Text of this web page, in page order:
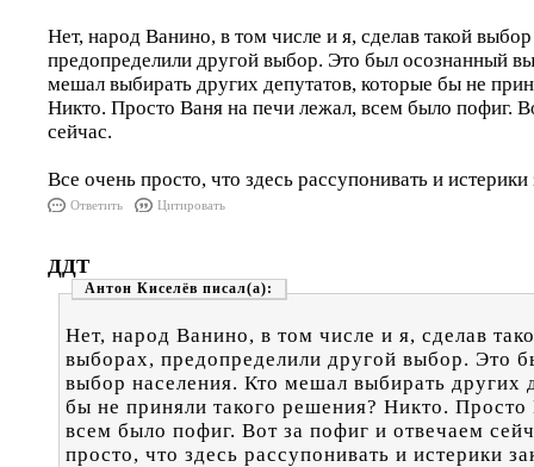
Нет, народ Ванино, в том числе и я, сделав такой
предопределили другой выбор. Это был осознанный
мешал выбирать других депутатов, которые бы не
Никто. Просто Ваня на печи лежал, всем было пофиг.
сейчас.
Все очень просто, что здесь рассупонивать и истерики
Ответить Цитировать
ДДТ
Антон Киселёв
Нет, народ Ванино, в том числе и я, сделав
выборах, предопределили другой выбор. Это
выбор населения. Кто мешал выбирать других
бы не приняли такого решения? Никто.
всем было пофиг. Вот за пофиг и отвечаем
просто, что здесь рассупонивать и истерики